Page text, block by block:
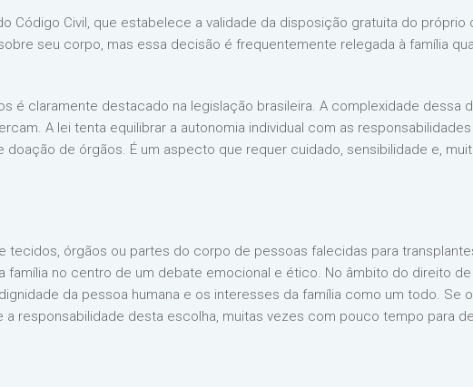
Código Civil, que estabelece a validade da disposição gratuita do próprio
seu corpo, mas essa decisão é frequentemente relegada à família
é claramente destacado na legislação brasileira. A complexidade dessa
A lei tenta equilibrar a autonomia individual com as responsabilidades
de órgãos. É um aspecto que requer cuidado, sensibilidade e,
tecidos, órgãos ou partes do corpo de pessoas falecidas para
família no centro de um debate emocional e ético. No âmbito do direito de
da pessoa humana e os interesses da família como um todo. Se
a responsabilidade desta escolha, muitas vezes com pouco tempo para